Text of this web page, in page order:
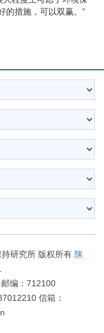
的措施，可以双赢。”
研究所 版权所有 陕
编：712100
信箱：